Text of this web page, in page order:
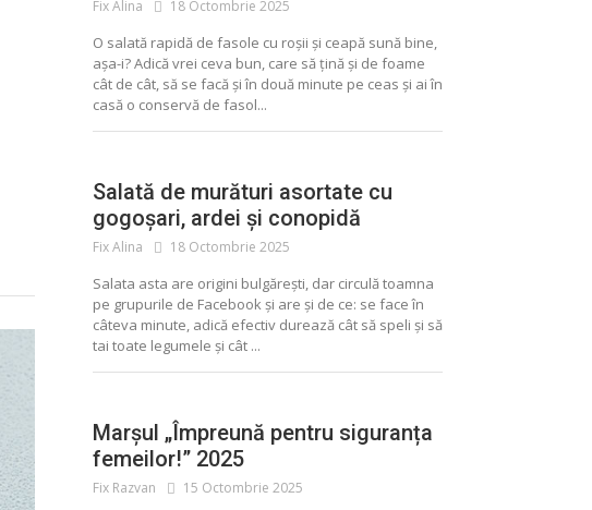
Fix Alina 18 Octombrie 2025
O salată rapidă de fasole cu roșii și ceapă sună bine,
așa-i? Adică vrei ceva bun, care să țină și de foame
cât de cât, să se facă și în două minute pe ceas și ai în
casă o conservă de fasol...
ALIMENTE CONSERVATE CONSERVE
MURATURI SALATA
Salată de murături asortate cu
gogoșari, ardei și conopidă
Fix Alina 18 Octombrie 2025
Salata asta are origini bulgărești, dar circulă toamna
pe grupurile de Facebook și are și de ce: se face în
câteva minute, adică efectiv durează cât să speli și să
tai toate legumele și cât ...
Marșul „Împreună pentru siguranța
femeilor!” 2025
Fix Razvan 15 Octombrie 2025